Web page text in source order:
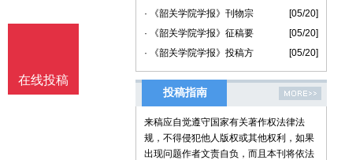
· 《韶关学院学报》刊物宗
[05/20]
· 《韶关学院学报》征稿要
[05/20]
· 《韶关学院学报》投稿方
[05/20]
投稿指南
来稿应自觉遵守国家有关著作权法律法
规，不得侵犯他人版权或其他权利，如果
出现问题作者文责自负，而且本刊将依法
在线投稿